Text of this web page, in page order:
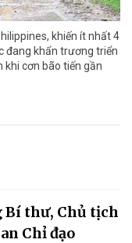
khiến ít nhất 4
đang khẩn trương triển
khi cơn bão tiến gần
Bí thư, Chủ tịch
Chỉ đạo